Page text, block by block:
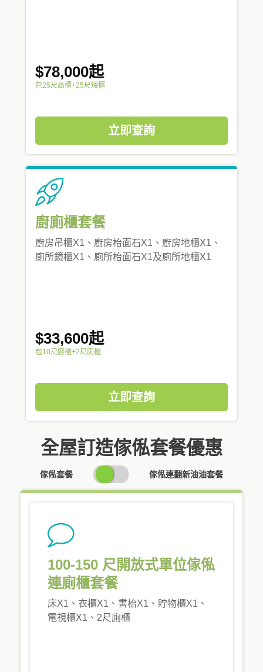
$78,000起
包25尺高櫃+25尺矮櫃
立即查詢
廚廁櫃套餐
廚房吊櫃X1、廚房枱面石X1、廚房地櫃X1、
廁所鏡櫃X1、廁所枱面石X1及廁所地櫃X1
$33,600起
包10尺廚櫃+2尺廁櫃
立即查詢
全屋訂造傢俬套餐優惠
傢俬套餐
SWITCH
PRICING
傢俬連翻新油油套餐
100-150 尺開放式單位傢俬
連廁櫃套餐
床X1、衣櫃X1、書枱X1、貯物櫃X1、
電視櫃X1、2尺廁櫃